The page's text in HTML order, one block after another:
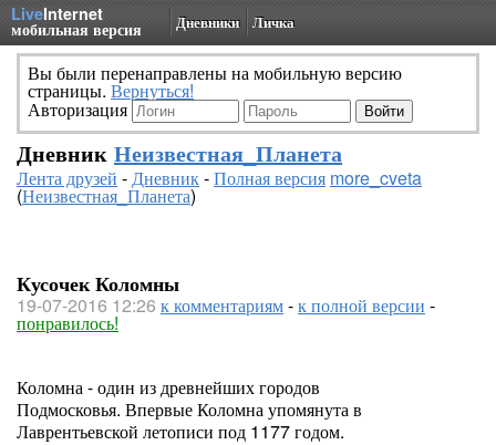
LiveInternet
мобильная версия Дневники Личка
Вы были перенаправлены на мобильную версию
страницы. Вернуться!
Авторизация
Дневник Неизвестная_Планета
Лента друзей -Дневник-Полная версия more_cveta
(Неизвестная_Планета)
Кусочек Коломны
19-07-2016 12:26 к комментариям-к полной версии -
понравилось!
Коломна - один из древнейших городов
Подмосковья. Впервые Коломна упомянута в
Лаврентьевской летописи под 1177 годом.